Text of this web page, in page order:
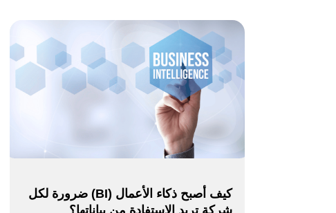
كيف أصبح ذكاء الأعمال (BI) ضرورة لكل
شركة تريد الاستفادة من بياناتها؟